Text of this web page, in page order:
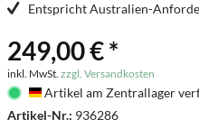
Entspricht Australien-
249,00 € *
inkl. MwSt. zzgl. Versandkosten
Deutschland
Artikel am Zentrallager
Artikel-Nr.: 936286